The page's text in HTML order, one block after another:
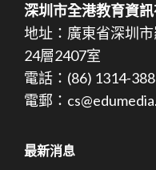
深圳市全港教育資
地址：廣東省深圳
24層2407室
電話：(86) 1314-
電郵：
最新消息